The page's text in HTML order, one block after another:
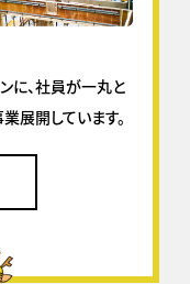
に、社員が一丸と
展開しています。